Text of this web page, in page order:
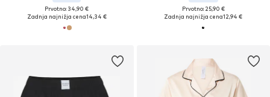
Prvotno: 34,90 €
Zadnja najnižja cena14,34 €
Prvotno: 25,90 €
Zadnja najnižja cena12,94 €